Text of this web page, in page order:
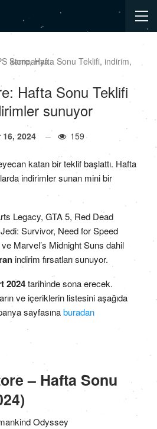
Hafta Sonu Teklifi
sunuyor
16, 2024 159
katan bir teklif başlattı. Hafta
indirimler sunan mini bir
Legacy, GTA 5, Red Dead
Survivor, Need for Speed
Marvel’s Midnight Suns dahil
indirim fırsatları sunuyor.
2024tarihinde sona erecek.
ve içeriklerin listesini aşağıda
sayfasınaburadan
– Hafta Sonu
Odyssey